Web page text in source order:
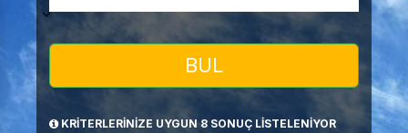
BUL
KRİTERLERİNİZE UYGUN 8 SONUÇ LİSTELENİYOR